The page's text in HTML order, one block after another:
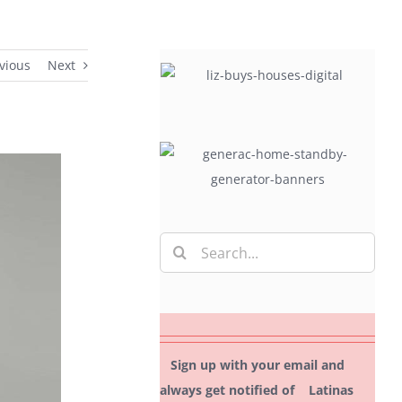
Next
Search
for:
Sign up with your email and
always get notified of Latinas